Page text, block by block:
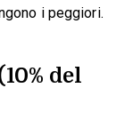
i peggiori.
del